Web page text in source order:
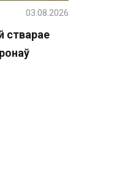
стварае
03.08.2026